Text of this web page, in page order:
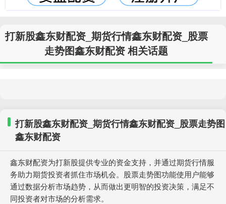
打新股鑫东财配资_期货行情鑫东财配资_股票
走势图鑫东财配资 相关话题
打新股鑫东财配资_期货行情鑫东财配资_股票走势图
鑫东财配资
鑫东财配资为打新股提供专业的资金支持，并通过期货行情服
务助力期货投资者抓住市场机会。股票走势图功能使用户能够
通过数据分析市场趋势，从而做出更明智的投资决策，满足不
同投资者对市场的分析需求。